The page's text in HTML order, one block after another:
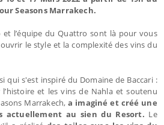
Seasons Marrakech.
et l’équipe du Quattro sont là pour vous
le style et la complexité des vins du
qui s'est inspiré du Domaine de Baccari :
et les vins de Nahla et soutenu
Marrakech, a imaginé et créé une
actuellement au sien du Resort. Le